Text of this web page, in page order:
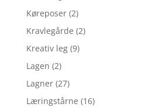
Køreposer (2)
Kravlegårde (2)
Kreativ leg (9)
Lagen (2)
Lagner (27)
Læringstårne (16)